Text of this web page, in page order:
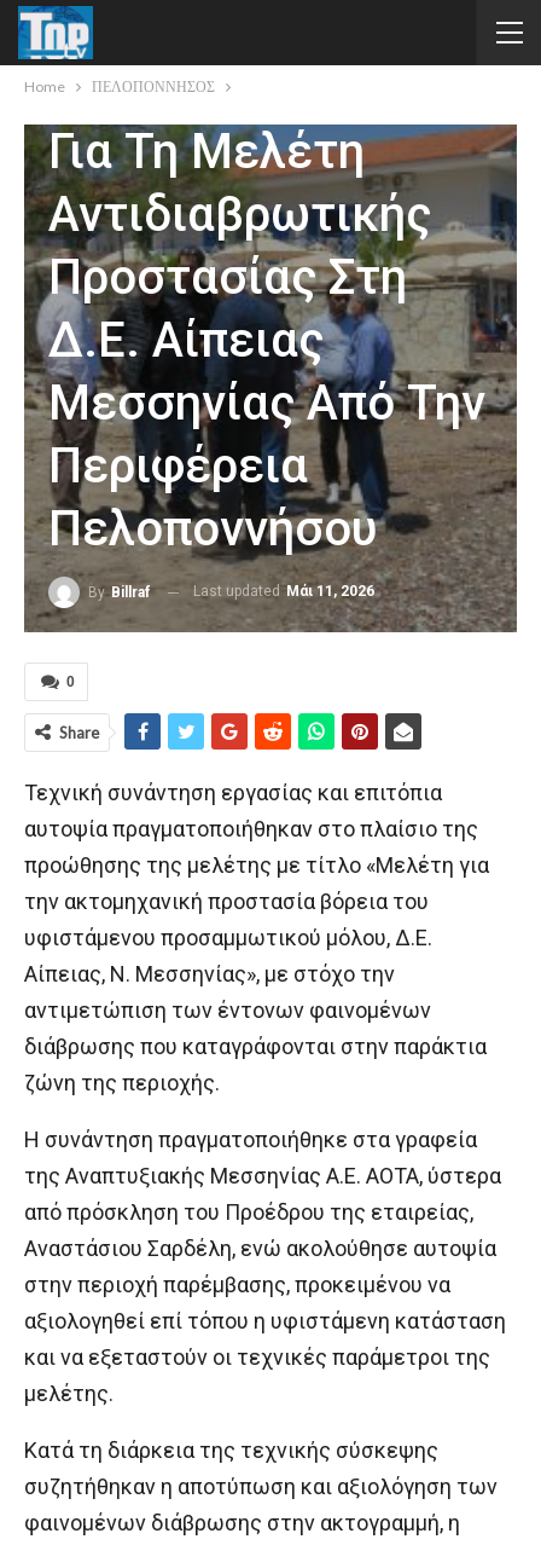
Home ΠΕΛΟΠΟΝΝΗΣΟΣ
Αυτοψία Και
Τεχνική Συνάντηση
Για Τη Μελέτη
Αντιδιαβρωτικής
Προστασίας Στη
Δ.Ε. Αίπειας
Μεσσηνίας Από Την
Περιφέρεια
Πελοποννήσου
By Billraf Last updated Μάι 11, 2026
0
Share
Τεχνική συνάντηση εργασίας και επιτόπια
αυτοψία πραγματοποιήθηκαν στο πλαίσιο της
προώθησης της μελέτης με τίτλο «Μελέτη για
την ακτομηχανική προστασία βόρεια του
υφιστάμενου προσαμμωτικού μόλου, Δ.Ε.
Αίπειας, Ν. Μεσσηνίας», με στόχο την
αντιμετώπιση των έντονων φαινομένων
διάβρωσης που καταγράφονται στην παράκτια
ζώνη της περιοχής.
Η συνάντηση πραγματοποιήθηκε στα γραφεία
της Αναπτυξιακής Μεσσηνίας Α.Ε. ΑΟΤΑ, ύστερα
από πρόσκληση του Προέδρου της εταιρείας,
Αναστάσιου Σαρδέλη, ενώ ακολούθησε αυτοψία
στην περιοχή παρέμβασης, προκειμένου να
αξιολογηθεί επί τόπου η υφιστάμενη κατάσταση
και να εξεταστούν οι τεχνικές παράμετροι της
μελέτης.
Κατά τη διάρκεια της τεχνικής σύσκεψης
συζητήθηκαν η αποτύπωση και αξιολόγηση των
φαινομένων διάβρωσης στην ακτογραμμή, η